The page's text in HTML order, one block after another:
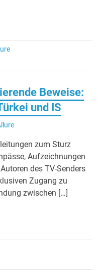
Beweise:
und IS
zum Sturz
Aufzeichnungen
des TV-Senders
Zugang zu
zwischen […]